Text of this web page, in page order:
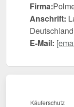
Firma:
Anschrift:
Deutschland
E-Mail:
Käuferschutz